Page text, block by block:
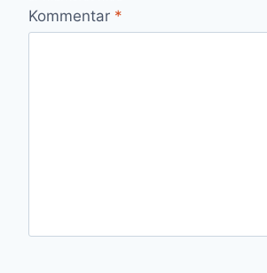
Kommentar *